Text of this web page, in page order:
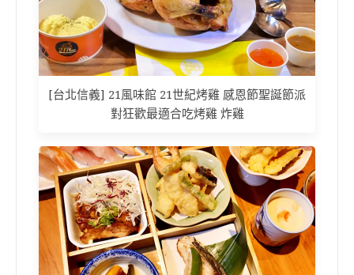
[台北信義] 21風味館 21世紀烤雞 感恩節聖誕節派
對狂歡最適合吃烤雞 炸雞